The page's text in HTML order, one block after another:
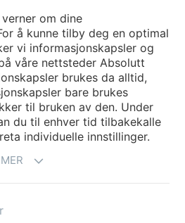
om dine
å kunne tilby deg en optimal
vi informasjonskapsler og
våre nettsteder Absolutt
brukes da alltid,
bare brukes
til bruken av den. Under
du til enhver tid tilbakekalle
individuelle innstillinger.
MER